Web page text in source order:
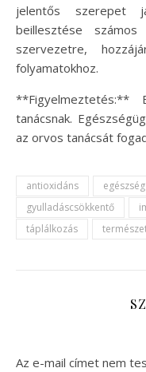
jelentős szerepet
beillesztése
szervezetre,
folyamatokhoz.
tanácsnak.
az orvos tanácsát
antioxidáns egészség
gyulladáscsökkentő
táplálkozás
Az e-mail címet nem